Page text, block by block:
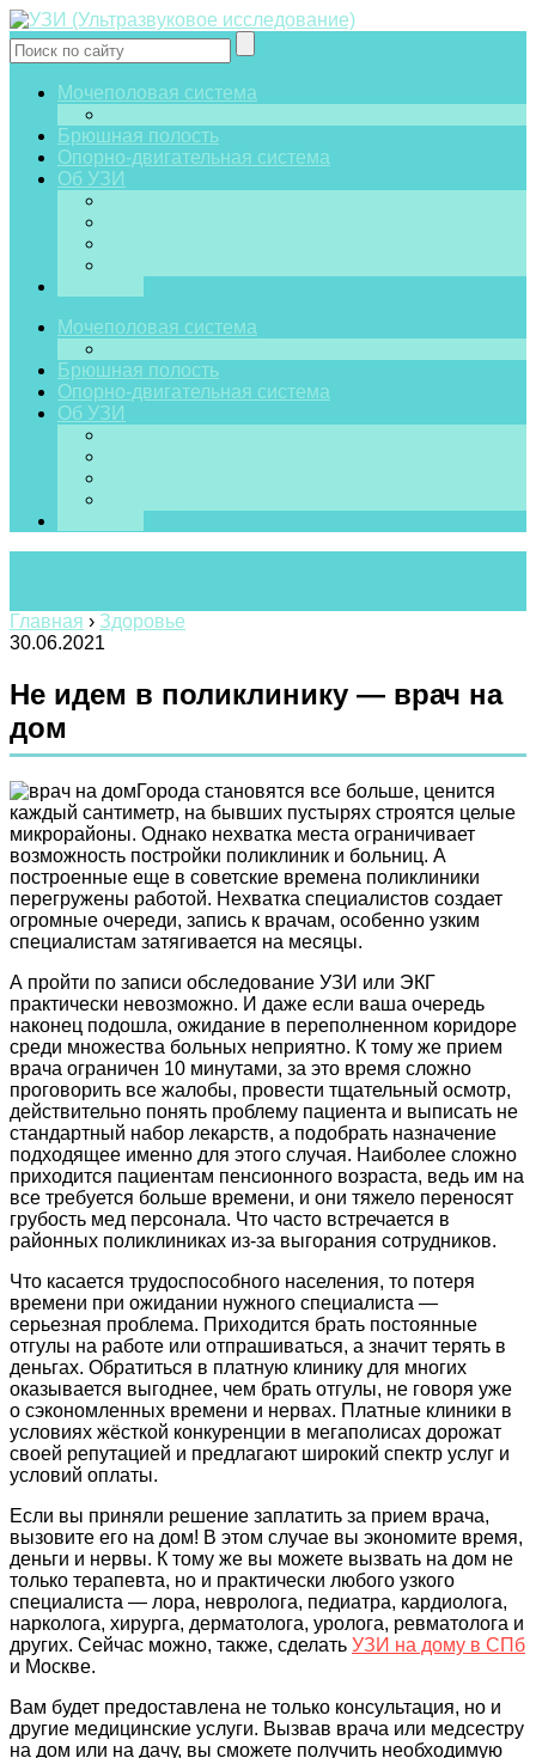
Мочеполовая система
Брюшная полость
Опорно-двигательная система
Об УЗИ
Мочеполовая система
Брюшная полость
Опорно-двигательная система
Об УЗИ
Главная › Здоровье
30.06.2021
Не идем в поликлинику — врач на
дом
Города становятся все больше, ценится
каждый сантиметр, на бывших пустырях строятся целые
микрорайоны. Однако нехватка места ограничивает
возможность постройки поликлиник и больниц. А
построенные еще в советские времена поликлиники
перегружены работой. Нехватка специалистов создает
огромные очереди, запись к врачам, особенно узким
специалистам затягивается на месяцы.
А пройти по записи обследование УЗИ или ЭКГ
практически невозможно. И даже если ваша очередь
наконец подошла, ожидание в переполненном коридоре
среди множества больных неприятно. К тому же прием
врача ограничен 10 минутами, за это время сложно
проговорить все жалобы, провести тщательный осмотр,
действительно понять проблему пациента и выписать не
стандартный набор лекарств, а подобрать назначение
подходящее именно для этого случая. Наиболее сложно
приходится пациентам пенсионного возраста, ведь им на
все требуется больше времени, и они тяжело переносят
грубость мед персонала. Что часто встречается в
районных поликлиниках из-за выгорания сотрудников.
Что касается трудоспособного населения, то потеря
времени при ожидании нужного специалиста —
серьезная проблема. Приходится брать постоянные
отгулы на работе или отпрашиваться, а значит терять в
деньгах. Обратиться в платную клинику для многих
оказывается выгоднее, чем брать отгулы, не говоря уже
о сэкономленных времени и нервах. Платные клиники в
условиях жёсткой конкуренции в мегаполисах дорожат
своей репутацией и предлагают широкий спектр услуг и
условий оплаты.
Если вы приняли решение заплатить за прием врача,
вызовите его на дом! В этом случае вы экономите время,
деньги и нервы. К тому же вы можете вызвать на дом не
только терапевта, но и практически любого узкого
специалиста — лора, невролога, педиатра, кардиолога,
нарколога, хирурга, дерматолога, уролога, ревматолога и
других. Сейчас можно, также, сделать УЗИ на дому в СПб
и Москве.
Вам будет предоставлена не только консультация, но и
другие медицинские услуги. Вызвав врача или медсестру
на дом или на дачу, вы сможете получить необходимую